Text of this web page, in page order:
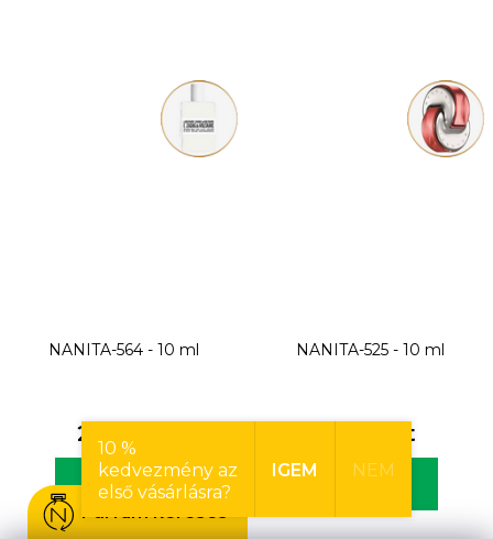
NANITA-564 - 10 ml
2 500 Ft
KOSÁRBA
NANITA-525 - 10 ml
2 500 Ft
Parfüm keresés
10 %
kedvezmény az
első vásárlásra?
IGEM NEM